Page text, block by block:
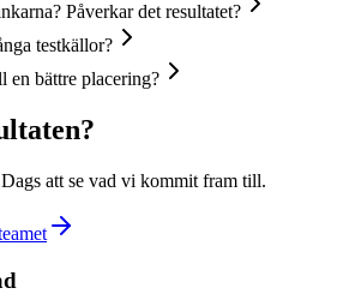
Påverkar det resultatet?
testkällor?
en bättre placering?
att se vad vi kommit fram till.